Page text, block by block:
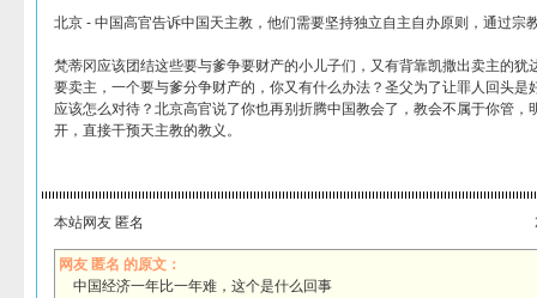
北京 - 中国高官告诉中国天主教，他们需要坚持独立自主自办原则，通过宗
梵蒂冈应该团结这些要与爹争要财产的小儿子们，又有背靠凯撒出卖主的犹
要卖主，一个要与爹分争财产的，你又有什么办法？圣父为了让罪人回头是
应该怎么对待？北京高官说了你也再别折腾中国教会了，教会不属于你管，
开，直接干预天主教的教义。
本站网友 匿名
网友 匿名 的原文：
中国经济一年比一年难，这个是什么回事